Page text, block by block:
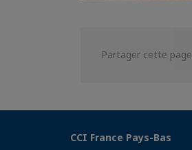
Partager cette page
CCI France Pays-Bas